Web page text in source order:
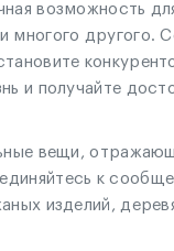
возможность
многого другого.
и получайте
вещи,
к
изделий,